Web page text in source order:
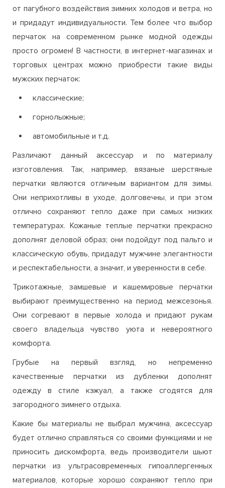
от пагубного воздействия зимних холодов и ветра, но
и придадут индивидуальности. Тем более что выбор
перчаток на современном рынке модной одежды
просто огромен! В частности, в интернет-магазинах и
торговых центрах можно приобрести такие виды
мужских перчаток:
классические;
горнолыжные;
автомобильные и т.д.
Различают данный аксессуар и по материалу
изготовления. Так, например, вязаные шерстяные
перчатки являются отличным вариантом для зимы.
Они неприхотливы в уходе, долговечны, и при этом
отлично сохраняют тепло даже при самых низких
температурах. Кожаные теплые перчатки прекрасно
дополнят деловой образ; они подойдут под пальто и
классическую обувь, придадут мужчине элегантности
и респектабельности, а значит, и уверенности в себе.
Трикотажные, замшевые и кашемировые перчатки
выбирают преимущественно на период межсезонья.
Они согревают в первые холода и придают рукам
своего владельца чувство уюта и невероятного
комфорта.
Грубые на первый взгляд, но непременно
качественные перчатки из дубленки дополнят
одежду в стиле кэжуал, а также сгодятся для
загородного зимнего отдыха.
Какие бы материалы не выбрал мужчина, аксессуар
будет отлично справляться со своими функциями и не
приносить дискомфорта, ведь производители шьют
перчатки из ультрасовременных гипоаллергенных
материалов, которые хорошо сохраняют тепло при